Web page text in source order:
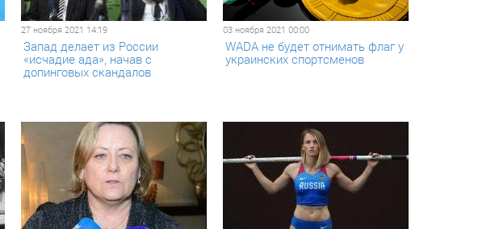
27 ноября 2021 14:19
Запад делает из России
«исчадие ада», начав с
допинговых скандалов
03 ноября 2021 00:00
WADA не будет отнимать флаг у
украинских спортсменов